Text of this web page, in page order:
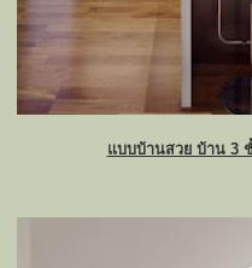
แบบบ้านสวย บ้าน 3